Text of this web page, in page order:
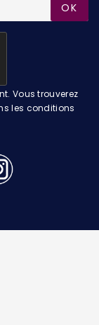
OK
Vous trouverez
les conditions